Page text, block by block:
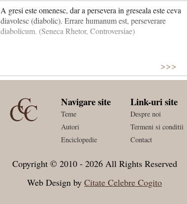
A gresi este omenesc, dar a persevera in greseala este ceva
diavolesc (diabolic). Errare humanum est, perseverare
diabolicum. (Seneca Rhetor, Controversiae)
>>>
Navigare site
Teme
Autori
Enciclopedie
Link-uri site
Despre noi
Termeni si conditii
Contact
Copyright © 2010 - 2026 All Rights Reserved
Web Design by Citate Celebre Cogito